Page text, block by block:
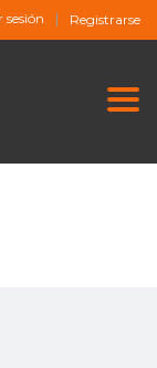
sesión Registrarse